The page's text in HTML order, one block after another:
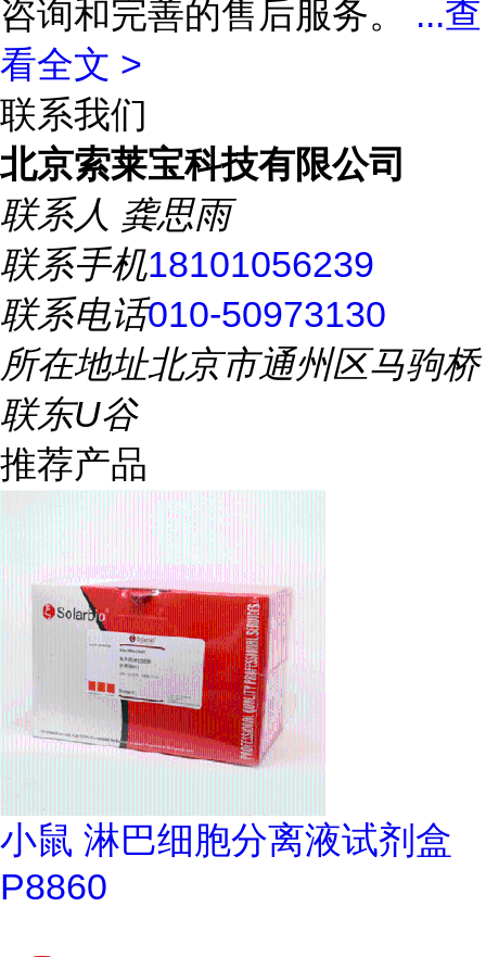
咨询和完善的售后服务。 ...查
看全文 >
联系我们
北京索莱宝科技有限公司
联系人 龚思雨
联系手机18101056239
联系电话010-50973130
所在地址北京市通州区马驹桥
联东U谷
推荐产品
小鼠 淋巴细胞分离液试剂盒
P8860